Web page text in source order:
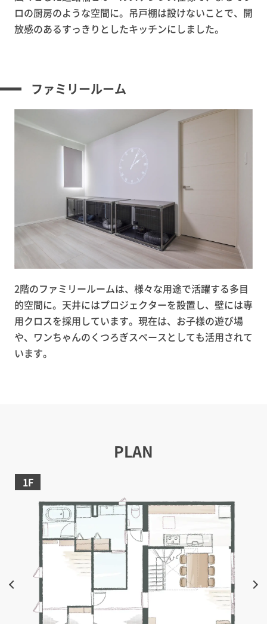
ロの厨房のような空間に。吊戸棚は設けないことで、開
放感のあるすっきりとしたキッチンにしました。
ファミリールーム
2階のファミリールームは、様々な用途で活躍する多目
的空間に。天井にはプロジェクターを設置し、壁には専
用クロスを採用しています。現在は、お子様の遊び場
や、ワンちゃんのくつろぎスペースとしても活用されて
います。
PLAN
1F